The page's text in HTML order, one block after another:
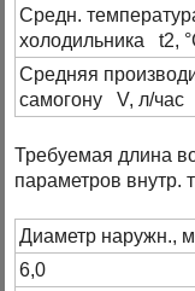
Средн.
холодильника t2,
Средняя
самогону V, л/час
Требуемая длина
параметров внутр.
Диаметр наружн.,
6,0